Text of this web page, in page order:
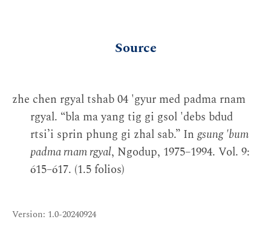
Source
zhe chen rgyal tshab 04 'gyur med padma rnam
rgyal. “bla ma yang tig gi gsol 'debs bdud
rtsi’i sprin phung gi zhal sab.” Ingsung 'bum
padma rnam rgyal, Ngodup, 1975–1994. Vol. 9:
615–617. (1.5 folios)
Version: 1.0-20240924